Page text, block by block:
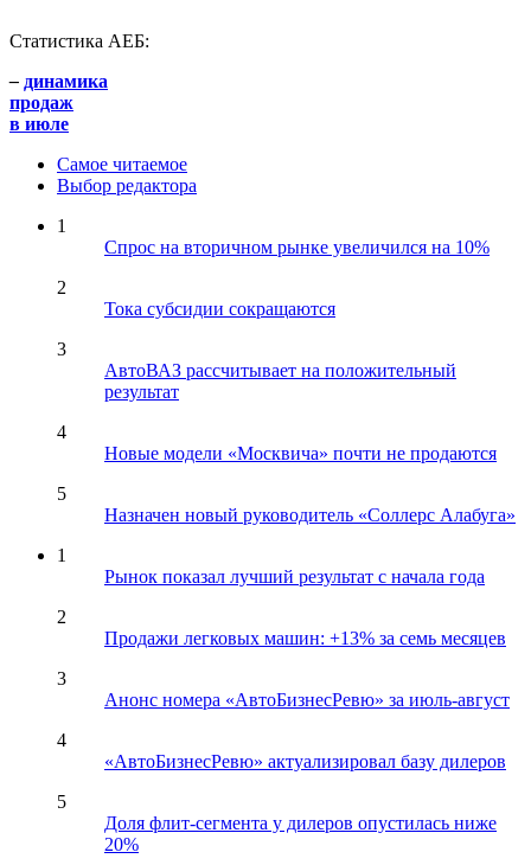
Статистика АЕБ:
– динамика
продаж
в июле
Самое читаемое
Выбор редактора
1
Спрос на вторичном рынке увеличился на 10%
2
Тока субсидии сокращаются
3
АвтоВАЗ рассчитывает на положительный
результат
4
Новые модели «Москвича» почти не продаются
5
Назначен новый руководитель «Соллерс Алабуга»
1
Рынок показал лучший результат с начала года
2
Продажи легковых машин: +13% за семь месяцев
3
Анонс номера «АвтоБизнесРевю» за июль-август
4
«АвтоБизнесРевю» актуализировал базу дилеров
5
Доля флит-сегмента у дилеров опустилась ниже
20%